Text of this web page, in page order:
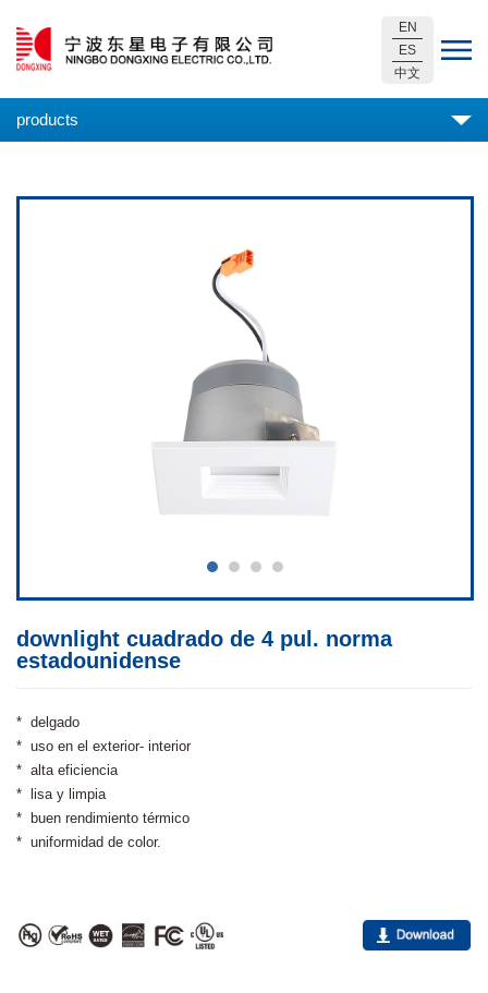
EN
ES
中文
products
downlight cuadrado de 4 pul. norma
estadounidense
* delgado
* uso en el exterior- interior
* alta eficiencia
* lisa y limpia
* buen rendimiento térmico
* uniformidad de color.